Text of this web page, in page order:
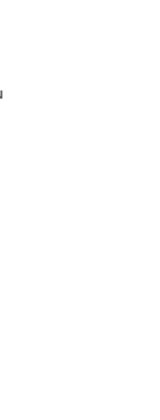
v NL
nohou je
se tradičně